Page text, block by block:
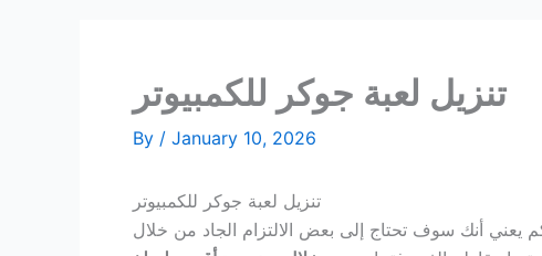
تنزيل لعبة جوكر للكمبيوتر
By / January 10, 2026
تنزيل لعبة جوكر للكمبيوتر
يعني أنك سوف تحتاج إلى بعض الالتزام الجاد من خلال